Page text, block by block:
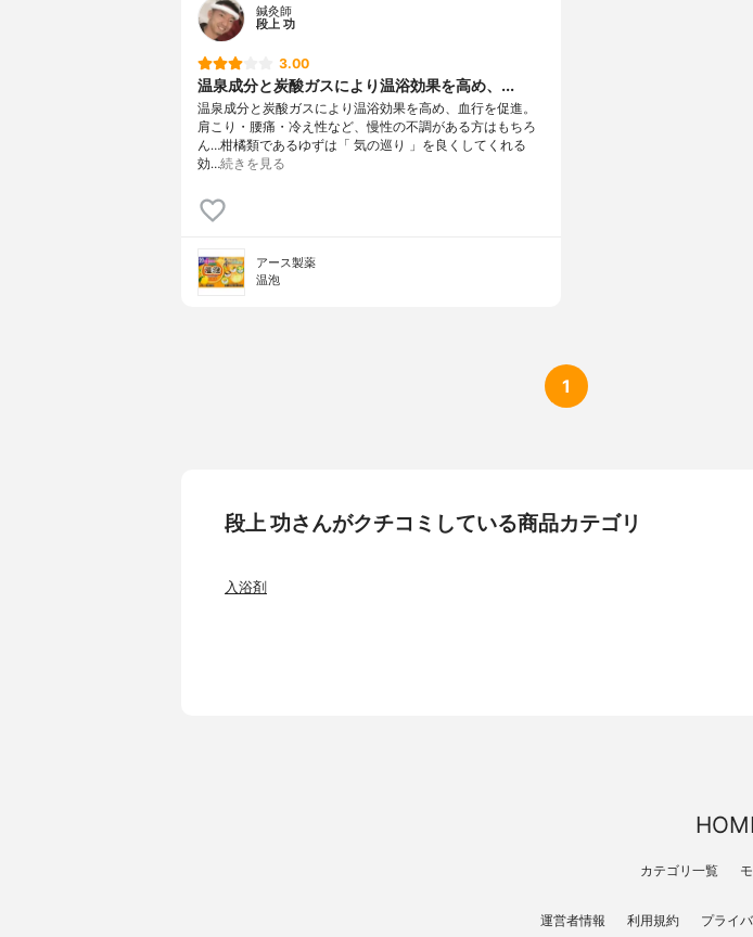
鍼灸師
段上 功
3.00
温泉成分と炭酸ガスにより温浴効果を高め、...
温泉成分と炭酸ガスにより温浴効果を高め、血行を促進。
肩こり・腰痛・冷え性など、慢性の不調がある方はもちろ
ん…柑橘類であるゆずは「 気の巡り 」を良くしてくれる
効…続きを見る
アース製薬
温泡
1
段上 功さんがクチコミしている商品カテゴリ
入浴剤
カテゴリ一覧
運営者情報 利用規約 プライ